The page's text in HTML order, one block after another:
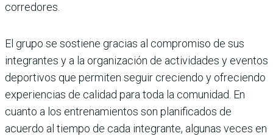
corredores.
El grupo se sostiene gracias al compromiso de sus
integrantes y a la organización de actividades y eventos
deportivos que permiten seguir creciendo y ofreciendo
experiencias de calidad para toda la comunidad. En
cuanto a los entrenamientos son planificados de
acuerdo al tiempo de cada integrante, algunas veces en